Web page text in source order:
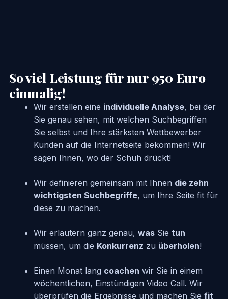
So viel Leistung für nur 950 Euro
einmalig!
Wir erstellen eine individuelle Analyse, bei der
Sie genau sehen, mit welchen Suchbegriffen
Sie selbst und Ihre stärksten Wettbewerber
Kunden auf die Internetseite bekommen! Wir
sagen Ihnen, wo der Schuh drückt!
Wir definieren gemeinsam mit Ihnen die zehn
wichtigsten Suchbegriffe, um Ihre Seite fit für
diese zu machen.
Wir erläutern ganz genau, was Sie tun
müssen, um die Konkurrenz zu überholen!
Einen Monat lang coachen wir Sie in einem
wöchentlichen, Einstündigen Video Call. Wir
überprüfen die Ergebnisse und machen Sie fit